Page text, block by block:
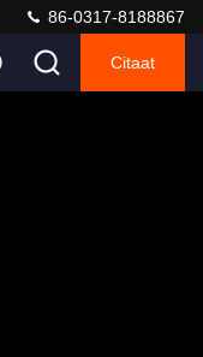
86-0317-8188867
Citaat